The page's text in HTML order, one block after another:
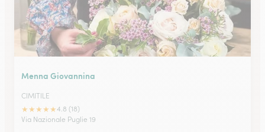
Menna Giovannina
CIMITILE
★★★★★4.8 (18)
Via Nazionale Puglie 19